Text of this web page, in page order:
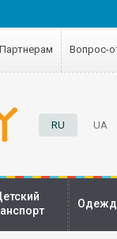
Партнерам Вопрос-
RU UA